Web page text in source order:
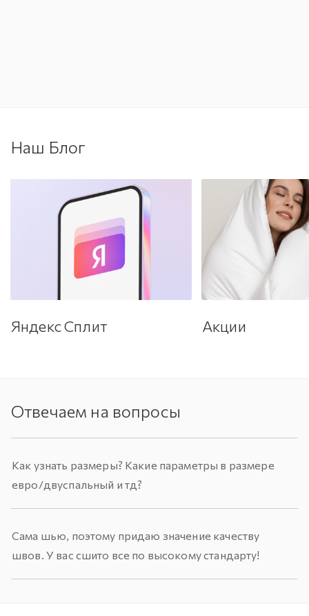
Наш Блог
Яндекс Сплит Акции
Отвечаем на вопросы
Как узнать размеры? Какие параметры в размере
евро/двуспальный и тд?
Сама шью, поэтому придаю значение качеству
швов. У вас сшито все по высокому стандарту!